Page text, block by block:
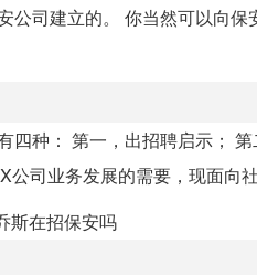
公司建立的。 你当然可以向
四种： 第一，出招聘启示；
公司业务发展的需要，现面向